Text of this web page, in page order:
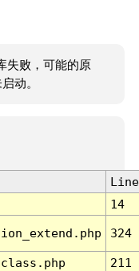
失败，可能的原
动。
Line
14
324
211